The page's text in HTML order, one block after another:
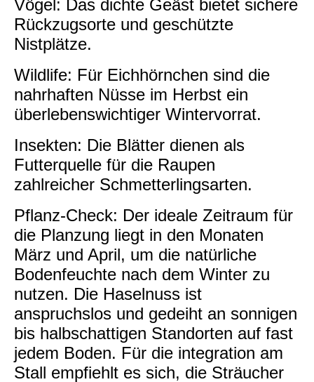
Vögel: Das dichte Geäst bietet sichere
Rückzugsorte und geschützte
Nistplätze.
Wildlife: Für Eichhörnchen sind die
nahrhaften Nüsse im Herbst ein
überlebenswichtiger Wintervorrat.
Insekten: Die Blätter dienen als
Futterquelle für die Raupen
zahlreicher Schmetterlingsarten.
Pflanz-Check: Der ideale Zeitraum für
die Planzung liegt in den Monaten
März und April, um die natürliche
Bodenfeuchte nach dem Winter zu
nutzen. Die Haselnuss ist
anspruchslos und gedeiht an sonnigen
bis halbschattigen Standorten auf fast
jedem Boden. Für die integration am
Stall empfiehlt es sich, die Sträucher